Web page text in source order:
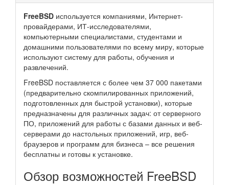
FreeBSD используется компаниями, Интернет-
провайдерами, ИТ-исследователями,
компьютерными специалистами, студентами и
домашними пользователями по всему миру, которые
используют систему для работы, обучения и
развлечений.
FreeBSD поставляется с более чем 37 000 пакетами
(предварительно скомпилированных приложений,
подготовленных для быстрой установки), которые
предназначены для различных задач: от серверного
ПО, приложений для работы с базами данных и веб-
серверами до настольных приложений, игр, веб-
браузеров и программ для бизнеса – все решения
бесплатны и готовы к установке.
Обзор возможностей FreeBSD